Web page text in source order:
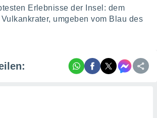
Erlebnisse der Insel: dem
umgeben vom Blau des